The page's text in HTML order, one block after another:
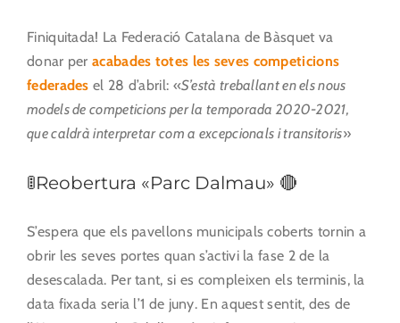
Finiquitada! La Federació Catalana de Bàsquet va
donar per acabades totes les seves competicions
federades el 28 d’abril: «S’està treballant en els nous
models de competicions per la temporada 2020-2021,
que caldrà interpretar com a excepcionals i transitoris»
🚦Reobertura «Parc Dalmau» 🔴
S’espera que els pavellons municipals coberts tornin a
obrir les seves portes quan s’activi la fase 2 de la
desescalada. Per tant, si es compleixen els terminis, la
data fixada seria l’1 de juny. En aquest sentit, des de